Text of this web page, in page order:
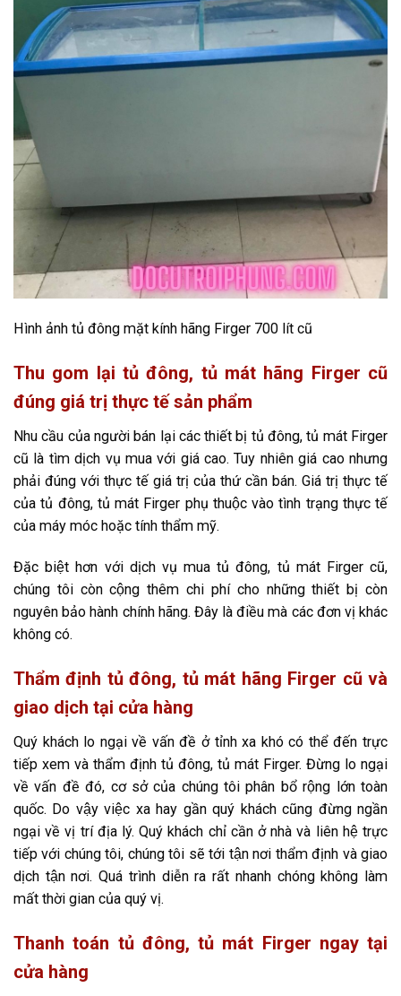
Hình ảnh tủ đông mặt kính hãng Firger 700 lít cũ
Thu gom lại tủ đông, tủ mát hãng Firger cũ
đúng giá trị thực tế sản phẩm
Nhu cầu của người bán lại các thiết bị tủ đông, tủ mát Firger
cũ là tìm dịch vụ mua với giá cao. Tuy nhiên giá cao nhưng
phải đúng với thực tế giá trị của thứ cần bán. Giá trị thực tế
của tủ đông, tủ mát Firger phụ thuộc vào tình trạng thực tế
của máy móc hoặc tính thẩm mỹ.
Đặc biệt hơn với dịch vụ mua tủ đông, tủ mát Firger cũ,
chúng tôi còn cộng thêm chi phí cho những thiết bị còn
nguyên bảo hành chính hãng. Đây là điều mà các đơn vị khác
không có.
Thẩm định tủ đông, tủ mát hãng Firger cũ và
giao dịch tại cửa hàng
Quý khách lo ngại về vấn đề ở tỉnh xa khó có thể đến trực
tiếp xem và thẩm định tủ đông, tủ mát Firger. Đừng lo ngại
về vấn đề đó, cơ sở của chúng tôi phân bổ rộng lớn toàn
quốc. Do vậy việc xa hay gần quý khách cũng đừng ngần
ngại về vị trí địa lý. Quý khách chỉ cần ở nhà và liên hệ trực
tiếp với chúng tôi, chúng tôi sẽ tới tận nơi thẩm định và giao
dịch tận nơi. Quá trình diễn ra rất nhanh chóng không làm
mất thời gian của quý vị.
Thanh toán tủ đông, tủ mát Firger ngay tại
cửa hàng